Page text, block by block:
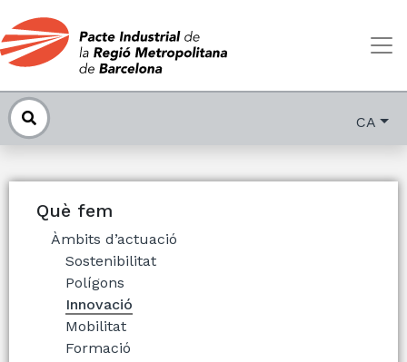
CA
Què fem
Àmbits d’actuació
Sostenibilitat
Polígons
Innovació
Mobilitat
Formació